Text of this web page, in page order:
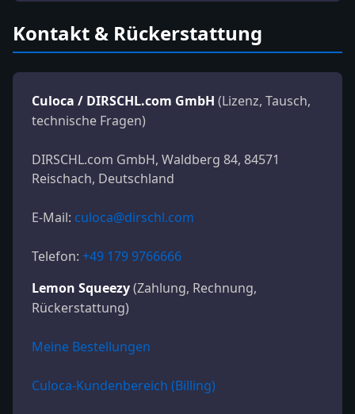
Kontakt & Rückerstattung
Culoca / DIRSCHL.com GmbH (Lizenz, Tausch,
technische Fragen)
DIRSCHL.com GmbH, Waldberg 84, 84571
Reischach, Deutschland
E-Mail: culoca@dirschl.com
Telefon: +49 179 9766666
Lemon Squeezy(Zahlung, Rechnung,
Rückerstattung)
Meine Bestellungen
Culoca-Kundenbereich (Billing)